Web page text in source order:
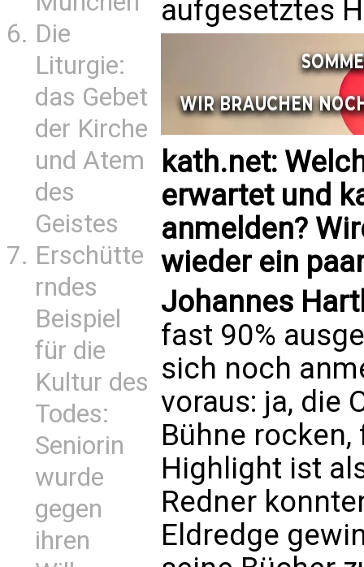
Die
Liturgie:
das Gebet
der Kirche
und Atem
des
Geistes
Erschütte
rndes
Beispiel
für die
Kultur des
Todes:
Seniorin
wurde
gegen
ihren
aufgesetztes
kath.net:
erwartet und
anmelden?
wieder ein
Johannes
fast 90%
sich noch
voraus: ja, die
Bühne
Highlight ist
Redner
Eldredge